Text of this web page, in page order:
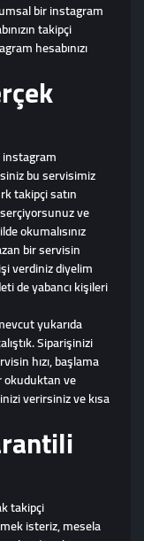
bir instagram
takipçi
hesabınızı
bu servisimiz
takipçi satın
ve
okumalısınız
bir servisin
verdiniz diyelim
de yabancı kişileri
yukarıda
Siparişinizi
hızı, başlama
okuduktan ve
verirsiniz ve kısa
takipçi
isteriz, mesela